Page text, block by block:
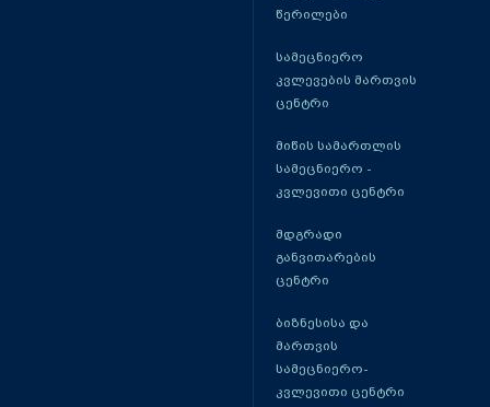
წერილები
სამეცნიერო
კვლევების მართვის
ცენტრი
მიწის სამართლის
სამეცნიერო -
კვლევითი ცენტრი
მდგრადი
განვითარების
ცენტრი
ბიზნესისა და
მართვის
სამეცნიერო-
კვლევითი ცენტრი